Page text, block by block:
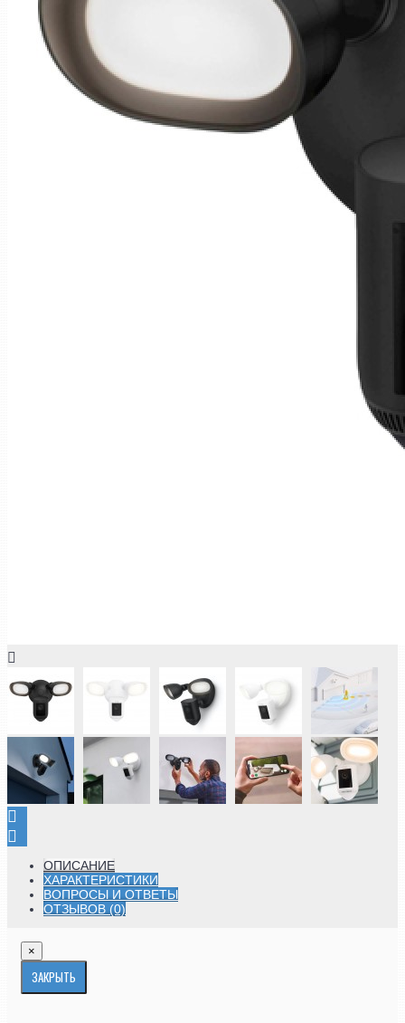
ОПИСАНИЕ
ХАРАКТЕРИСТИКИ
ВОПРОСЫ И ОТВЕТЫ
ОТЗЫВОВ (0)
×
ЗАКРЫТЬ